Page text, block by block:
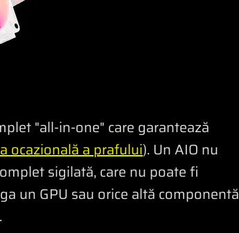
"all-in-one" care garantează
ocazională a prafului). Un AIO nu
sigilată, care nu poate fi
un GPU sau orice altă componentă